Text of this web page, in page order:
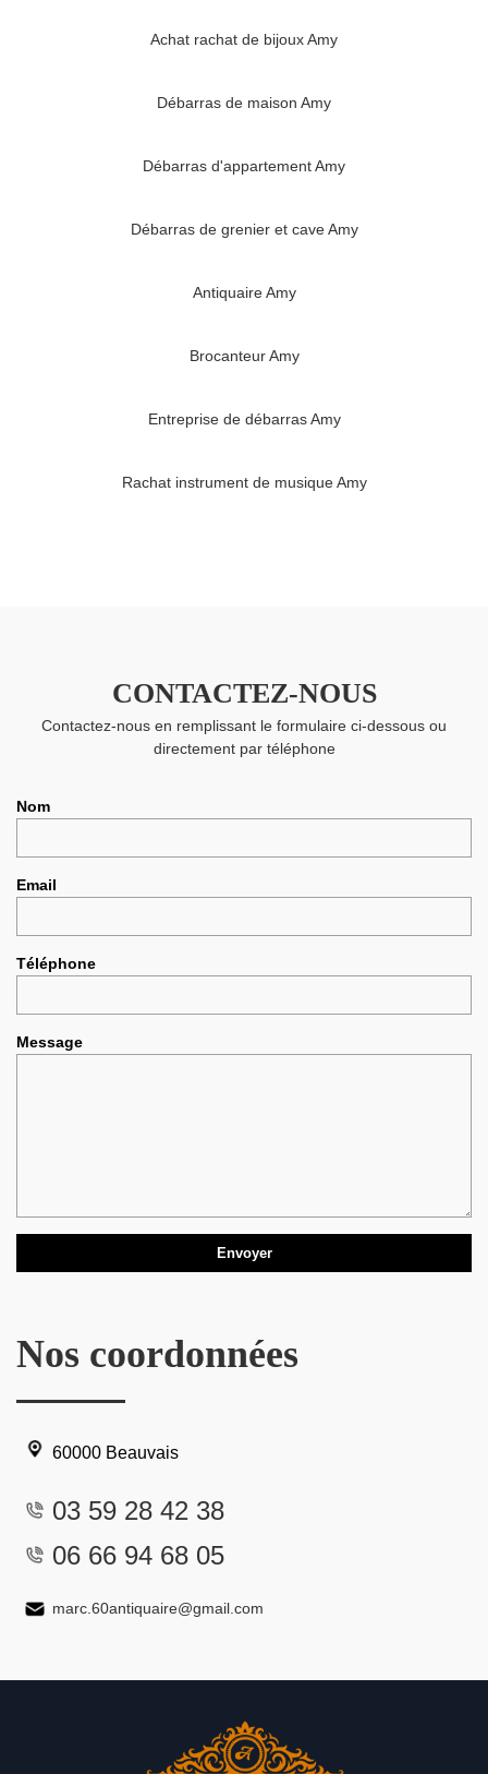
Achat rachat de bijoux Amy
Débarras de maison Amy
Débarras d'appartement Amy
Débarras de grenier et cave Amy
Antiquaire Amy
Brocanteur Amy
Entreprise de débarras Amy
Rachat instrument de musique Amy
CONTACTEZ-NOUS
Contactez-nous en remplissant le formulaire ci-dessous ou
directement par téléphone
Nom
Email
Téléphone
Message
Nos coordonnées
60000 Beauvais
03 59 28 42 38
06 66 94 68 05
marc.60antiquaire@gmail.com